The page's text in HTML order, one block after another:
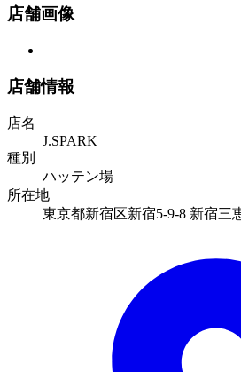
店舗画像
店舗情報
店名
J.SPARK
種別
ハッテン場
所在地
東京都新宿区新宿5-9-8 新宿三